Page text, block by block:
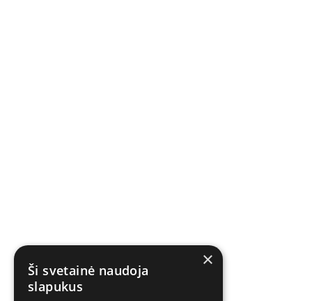
×
Ši svetainė naudoja
slapukus